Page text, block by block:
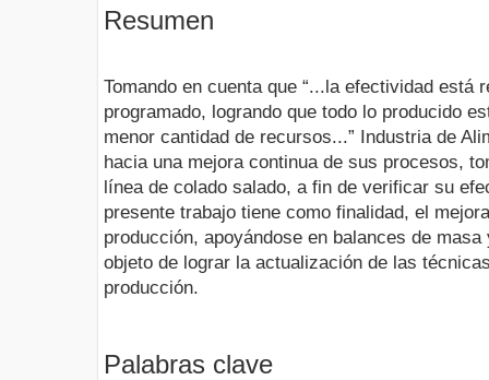
Resumen
Tomando en cuenta que “...la efectividad está
programado, logrando que todo lo producido
menor cantidad de recursos...” Industria de
hacia una mejora continua de sus procesos,
línea de colado salado, a fin de verificar su
presente trabajo tiene como finalidad, el
producción, apoyándose en balances de
objeto de lograr la actualización de las
producción.
Palabras clave